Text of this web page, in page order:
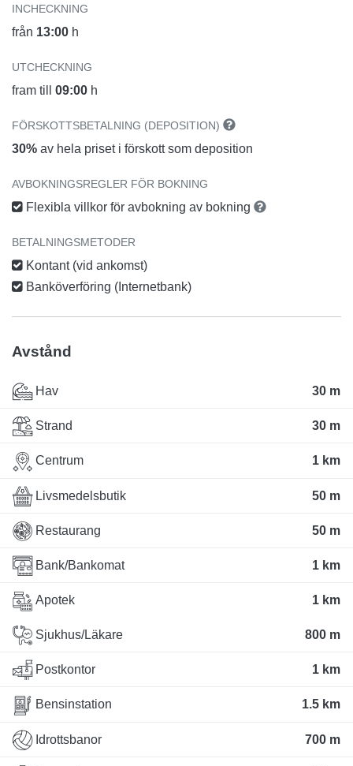
INCHECKNING
från 13:00 h
UTCHECKNING
fram till 09:00 h
FÖRSKOTTSBETALNING (DEPOSITION)
30% av hela priset i förskott som deposition
AVBOKNINGSREGLER FÖR BOKNING
Flexibla villkor för avbokning av bokning
BETALNINGSMETODER
Kontant (vid ankomst)
Banköverföring (Internetbank)
Avstånd
Hav 30 m
Strand 30 m
Centrum 1 km
Livsmedelsbutik 50 m
Restaurang 50 m
Bank/Bankomat 1 km
Apotek 1 km
Sjukhus/Läkare 800 m
Postkontor 1 km
Bensinstation 1.5 km
Idrottsbanor 700 m